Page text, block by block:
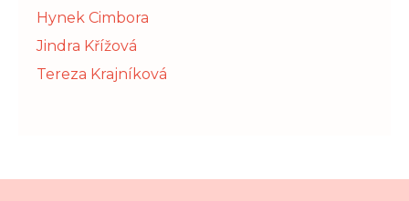
Hynek Cimbora
Jindra Křížová
Tereza Krajníková